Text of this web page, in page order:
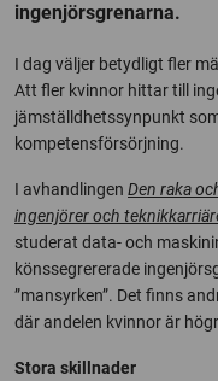
ingenjörsgrenarna.
I dag väljer betydligt fler
Att fler kvinnor hittar till
jämställdhetssynpunkt
kompetensförsörjning.
I avhandlingen Den raka
ingenjörer och
studerat data- och
könssegrererade
”mansyrken”. Det finns
där andelen kvinnor är
Stora skillnader